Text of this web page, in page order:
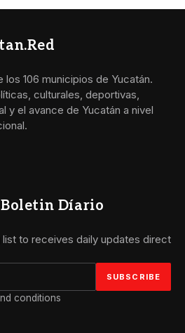
106 municipios de Yucatán.
culturales, deportivas,
y el avance de Yucatán a nivel
Díario
list to receives daily updates direct
conditions